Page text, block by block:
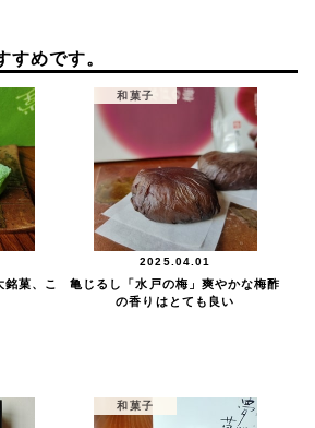
すめです。
菓、こ
和菓子
2025.04.01
亀じるし「水戸の梅」爽やかな梅酢
の香りはとても良い
和菓子